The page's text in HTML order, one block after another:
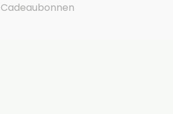
Cadeaubonnen